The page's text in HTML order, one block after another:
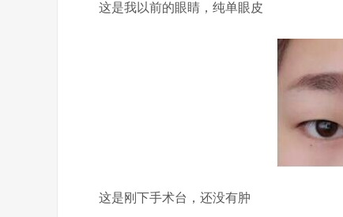
这是我以前的眼睛，纯单眼皮
这是刚下手术台，还没有肿